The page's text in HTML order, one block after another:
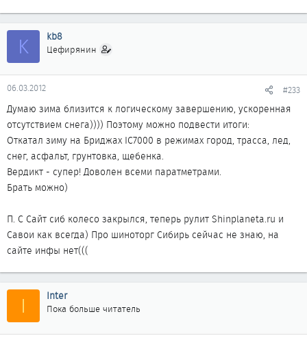
практически одинакова, для воздуха и азота разница еще
меньше. Реально разница может быть только в окислении
резины изнутри, но на мой взгляд этим можно пренебречь, т.к.
снаружи все равно воздух. Короче лохотрон все это.
K kb8
Цефирянин
06.03.2012 #233
Думаю зима близится к логическому завершению, ускоренная
отсутствием снега)))) Поэтому можно подвести итоги:
Откатал зиму на Бриджах IC7000 в режимах город, трасса, лед,
снег, асфальт, грунтовка, щебенка.
Вердикт - супер! Доволен всеми паратметрами.
Брать можно)
П. С Сайт сиб колесо закрылся, теперь рулит Shinplaneta.ru и
Савои как всегда) Про шиноторг Сибирь сейчас не знаю, на
сайте инфы нет(((
I Inter
Пока больше читатель